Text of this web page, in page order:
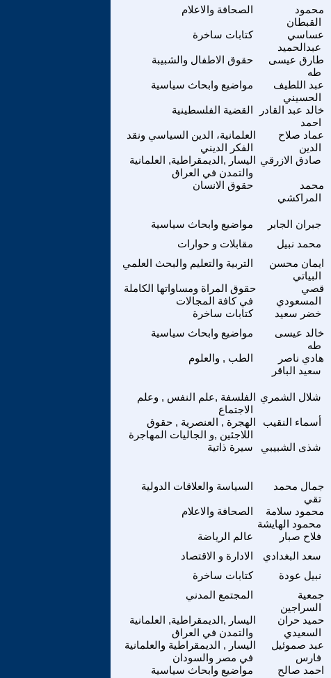
الصحافة والاعلام
محمود
القبطان
كتابات ساخرة
عساسي
عبدالحميد
حقوق الاطفال والشبيبة
طارق عيسى
طه
مواضيع وابحاث سياسية
عبد اللطيف
الحسيني
القضية الفلسطينية
خالد عبد القادر
احمد
العلمانية، الدين السياسي ونقد
الفكر الديني
عماد صلاح
الدين
اليسار ,الديمقراطية, العلمانية
والتمدن في العراق
صادق الازرقي
حقوق الانسان
محمد
المراكشي
مواضيع وابحاث سياسية جبران الجابر
مقابلات و حوارات
محمد نبيل
التربية والتعليم والبحث العلمي
ايمان محسن
البياتي
حقوق المراة ومساواتها الكاملة
في كافة المجالات
قصي
المسعودي
كتابات ساخرة خضر سعيد
مواضيع وابحاث سياسية
خالد عيسى
طه
الطب , والعلوم
هادي ناصر
سعيد الباقر
الفلسفة ,علم النفس , وعلم
الاجتماع
شلال الشمري
الهجرة , العنصرية , حقوق
اللاجئين ,و الجاليات المهاجرة
أسماء النقيب
سيرة ذاتية شذى الشبيبي
السياسة والعلاقات الدولية
جمال محمد
تقي
الصحافة والاعلام
محمود سلامة
محمود الهايشة
عالم الرياضة فلاح صبار
الادارة و الاقتصاد
سعد البغدادي
كتابات ساخرة
نبيل عودة
المجتمع المدني
جمعية
السراجين
اليسار ,الديمقراطية, العلمانية
والتمدن في العراق
حميد حران
السعيدي
اليسار , الديمقراطية والعلمانية
في مصر والسودان
عبد صموئيل
فارس
مواضيع وابحاث سياسية
احمد صالح